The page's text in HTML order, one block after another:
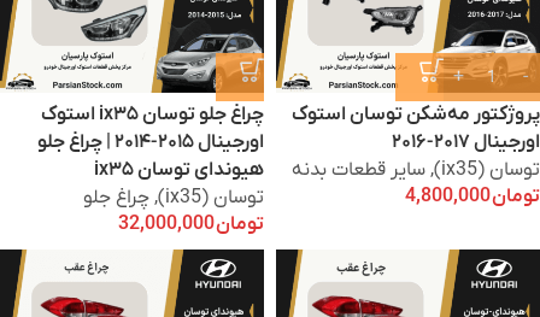
پروژکتور مه‌شکن توسان استوک
اورجینال ۲۰۱۷-۲۰۱۶
توسان (ix35)
, سایر قطعات بدنه
تومان
چراغ جلو توسان ix۳۵ استوک
اورجینال ۲۰۱۵-۲۰۱۴ | چراغ جلو
هیوندای توسان ix۳۵
توسان (ix35)
, چراغ جلو
تومان